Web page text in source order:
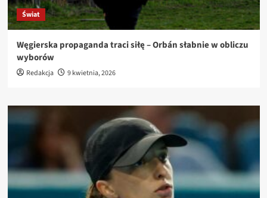
Świat
Węgierska propaganda traci siłę – Orbán słabnie w obliczu
wyborów
Redakcja 9 kwietnia, 2026